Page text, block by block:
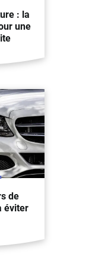
: la
une
de
éviter